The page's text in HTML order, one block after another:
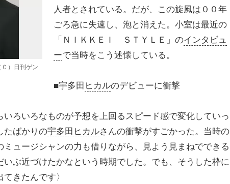
）日刊ゲン
人者とされている。だが、この旋風は００年
ごろ急に失速し、泡と消えた。小室は最近の
「ＮＩＫＫＥＩ ＳＴＹＬＥ」のインタビュ
ーで当時をこう述懐している。
■宇多田 ヒカルのデビューに衝撃
いろいろなものが予想を上回るスピード感で変化していっ
たばかりの宇多田ヒカルさんの衝撃がすごかった。当時の
ュージシャンの力も借りながら、見よう見まねでできる
いぶ近づけたかなという時期でした。でも、そうした枠に
きたんです〉